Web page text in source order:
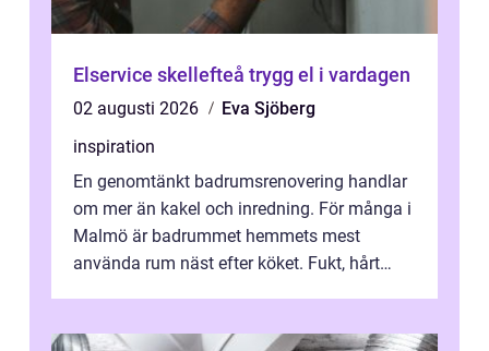
Elservice skellefteå trygg el i vardagen
02 augusti 2026
Eva Sjöberg
inspiration
En genomtänkt badrumsrenovering handlar
om mer än kakel och inredning. För många i
Malmö är badrummet hemmets mest
använda rum näst efter köket. Fukt, hårt